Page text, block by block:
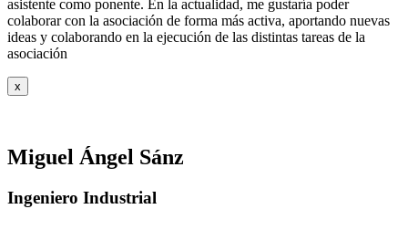
asistente como ponente. En la actualidad, me gustaría poder
colaborar con la asociación de forma más activa, aportando nuevas
ideas y colaborando en la ejecución de las distintas tareas de la
asociación
x
Miguel Ángel Sánz
Ingeniero Industrial